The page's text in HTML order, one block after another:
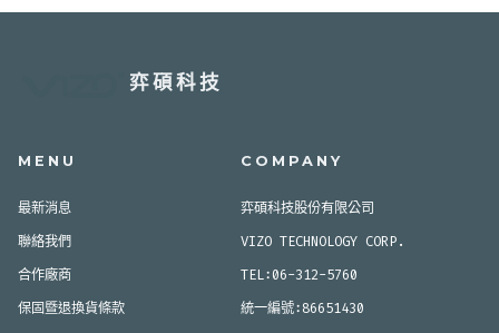
弈碩科技
MENU
最新消息
聯絡我們
合作廠商
保固暨退換貨條款
COMPANY
弈碩科技股份有限公司
VIZO TECHNOLOGY CORP.
TEL:06-312-5760
統一編號:86651430